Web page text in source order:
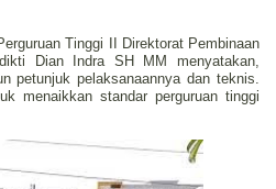
Tinggi II Direktorat Pembinaan
Dian Indra SH MM menyatakan,
petunjuk pelaksanaannya dan teknis.
menaikkan standar perguruan tinggi